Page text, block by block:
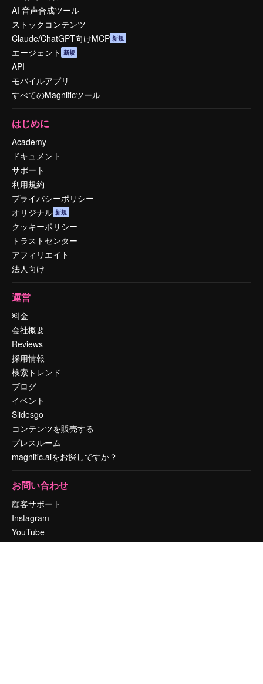
AI 音声合成ツール
ストックコンテンツ
Claude/ChatGPT向けMCP 新規
エージェント 新規
API
モバイルアプリ
すべてのMagnificツール
はじめに
Academy
ドキュメント
サポート
利用規約
プライバシーポリシー
オリジナル 新規
クッキーポリシー
トラストセンター
アフィリエイト
法人向け
運営
料金
会社概要
Reviews
採用情報
検索トレンド
ブログ
イベント
Slidesgo
コンテンツを販売する
プレスルーム
magnific.aiをお探しですか？
お問い合わせ
顧客サポート
Instagram
YouTube
LinkedIn